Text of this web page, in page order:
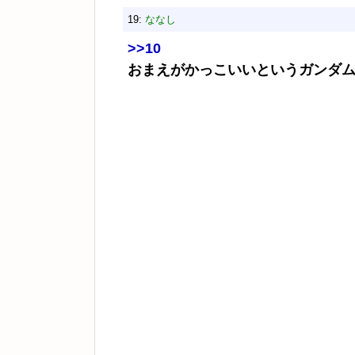
19: ななし
>>10
おまえがかっこいいというガンダ